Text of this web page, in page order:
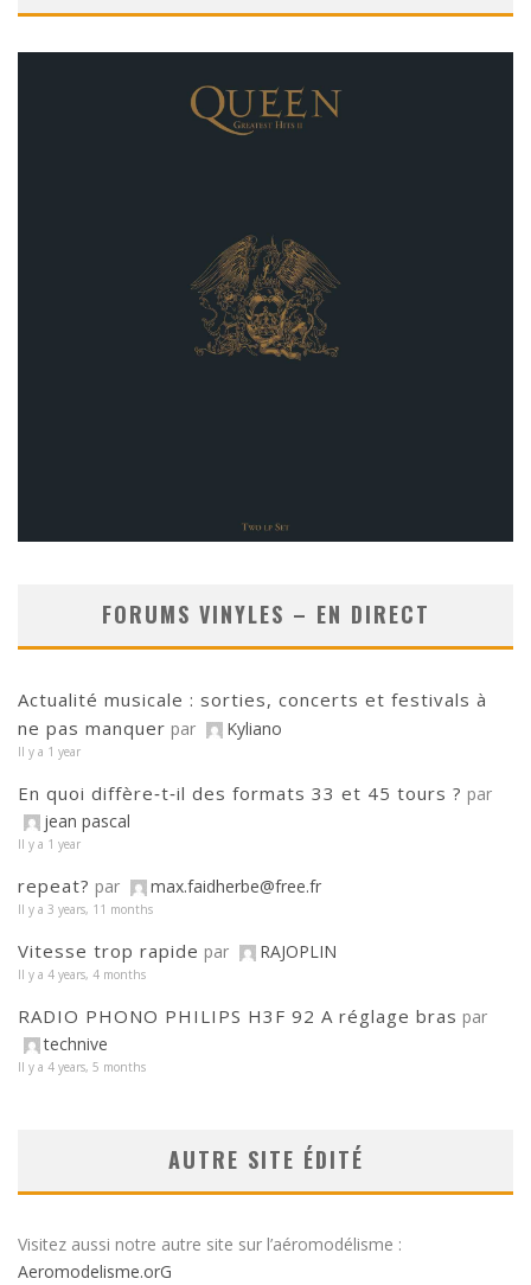
FORUMS VINYLES – EN DIRECT
Actualité musicale : sorties, concerts et festivals à
ne pas manquer par Kyliano
Il y a 1 year
En quoi diffère‑t‑il des formats 33 et 45 tours ? par
jean pascal
Il y a 1 year
repeat? par max.faidherbe@free.fr
Il y a 3 years, 11 months
Vitesse trop rapide par RAJOPLIN
Il y a 4 years, 4 months
RADIO PHONO PHILIPS H3F 92 A réglage bras par
technive
Il y a 4 years, 5 months
AUTRE SITE ÉDITÉ
Visitez aussi notre autre site sur l’aéromodélisme :
Aeromodelisme.orG